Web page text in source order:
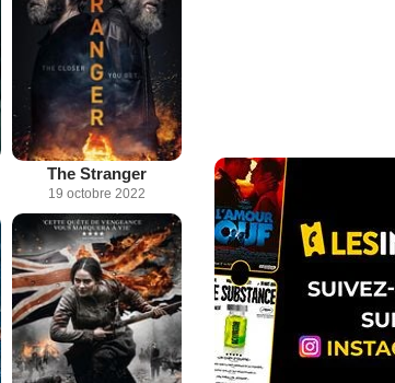
The Stranger
19 octobre 2022